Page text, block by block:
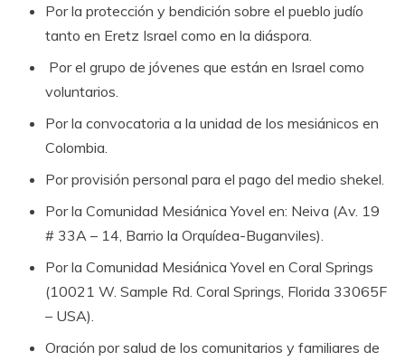
Por la protección y bendición sobre el pueblo judío
tanto en Eretz Israel como en la diáspora.
Por el grupo de jóvenes que están en Israel como
voluntarios.
Por la convocatoria a la unidad de los mesiánicos en
Colombia.
Por provisión personal para el pago del medio shekel.
Por la Comunidad Mesiánica Yovel en: Neiva (Av. 19
# 33A – 14, Barrio la Orquídea-Buganviles).
Por la Comunidad Mesiánica Yovel en Coral Springs
(10021 W. Sample Rd. Coral Springs, Florida 33065F
– USA).
Oración por salud de los comunitarios y familiares de